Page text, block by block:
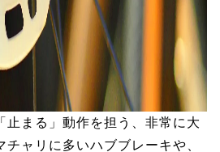
止まる」動作を担う、非常に大
ャリに多いハブブレーキや、